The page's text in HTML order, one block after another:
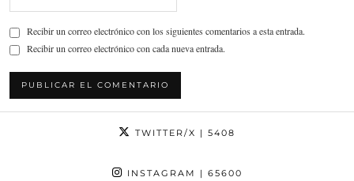
Recibir un correo electrónico con los siguientes comentarios a esta entrada.
Recibir un correo electrónico con cada nueva entrada.
TWITTER/X | 5408
INSTAGRAM | 65600